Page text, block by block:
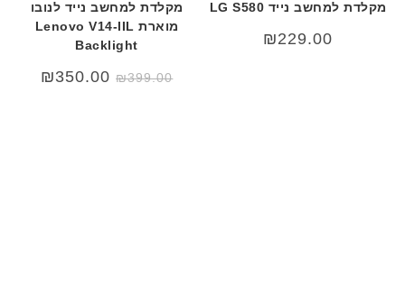
מקלדת למחשב נייד LG S580
₪229.00
מקלדת למחשב נייד לנובו
מוארת Lenovo V14-IIL
Backlight
₪399.00
המחיר
המקורי
₪350.00
המחיר
הנוכחי